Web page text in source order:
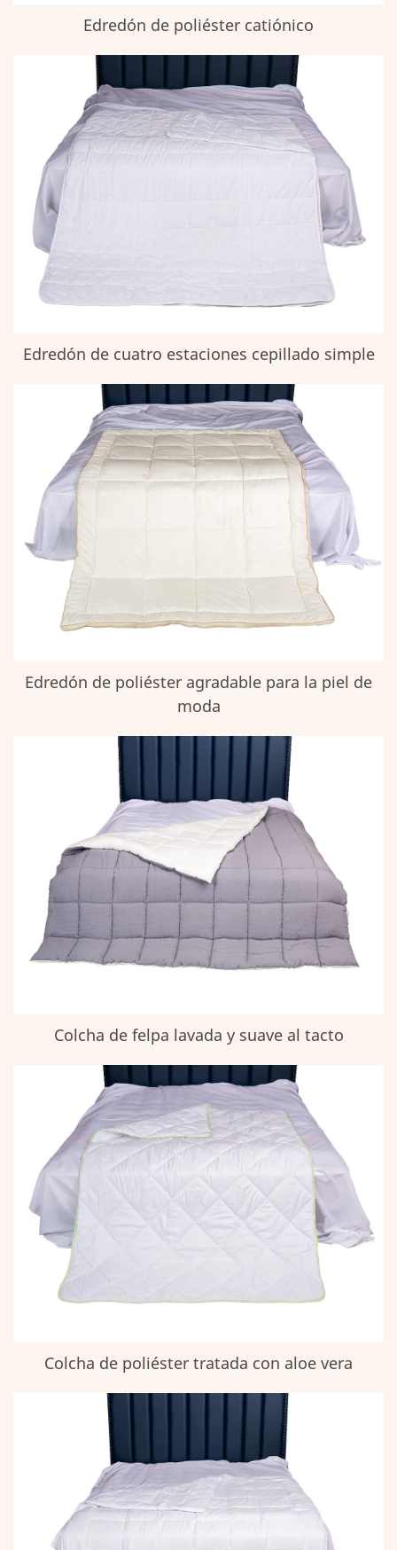
Edredón de poliéster catiónico
Edredón de cuatro estaciones cepillado simple
Edredón de poliéster agradable para la piel de
moda
Colcha de felpa lavada y suave al tacto
Colcha de poliéster tratada con aloe vera